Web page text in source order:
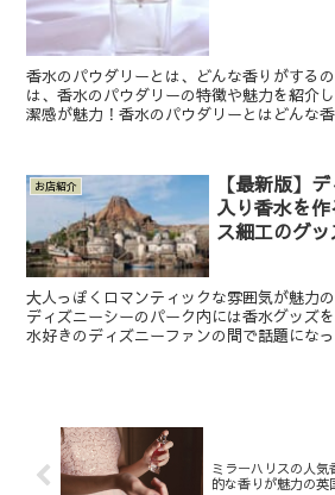
香水のパウダリーとは、どんな香りがする
は、香水のパウダリーの特徴や魅力を紹介
潔感が魅力！香水のパウダリーとはどんな
お店紹介
【最新版】
入り香水を
ス細工のグッ
大人っぽくロマンティックな雰囲気が魅力
ディズニーシーのパーク内には香水グッズ
水好きのディズニーファンの間で話題にな
ミラーハリスの人気
的な香りが魅力の英